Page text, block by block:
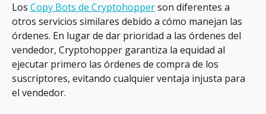
Los Copy Bots de Cryptohopper son diferentes a
otros servicios similares debido a cómo manejan las
órdenes. En lugar de dar prioridad a las órdenes del
vendedor, Cryptohopper garantiza la equidad al
ejecutar primero las órdenes de compra de los
suscriptores, evitando cualquier ventaja injusta para
el vendedor.